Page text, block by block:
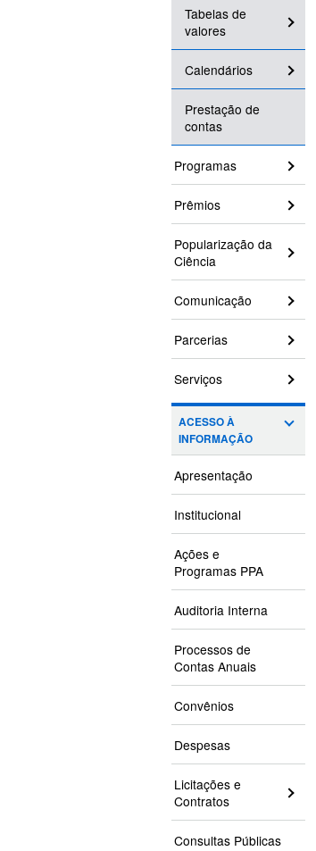
Tabelas de
valores
Calendários
Prestação de
contas
Programas
Prêmios
Popularização da
Ciência
Comunicação
Parcerias
Serviços
ACESSO À
INFORMAÇÃO
Apresentação
Institucional
Ações e
Programas PPA
Auditoria Interna
Processos de
Contas Anuais
Convênios
Despesas
Licitações e
Contratos
Consultas Públicas